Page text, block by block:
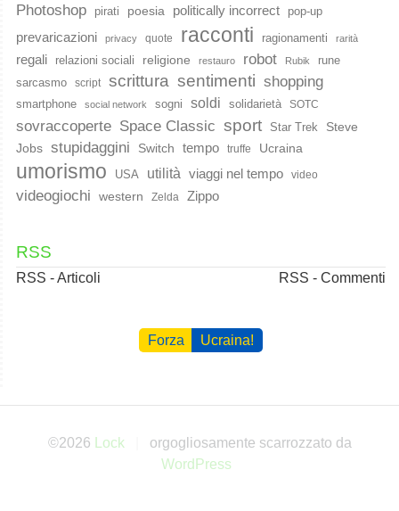
Photoshop pirati poesia politically incorrect pop-up
prevaricazioni privacy quote racconti ragionamenti rarità
regali relazioni sociali religione restauro robot Rubik
rune
sarcasmo
script scrittura sentimenti shopping
smartphone social network sogni soldi solidarietà SOTC
sovraccoperte Space Classic sport Star Trek
Steve
Jobs stupidaggini Switch tempo truffe Ucraina
umorismo USA utilità viaggi nel tempo video
videogiochi western Zelda Zippo
RSS
RSS - Articoli RSS - Commenti
Forza Ucraina!
©2026 Lock
orgogliosamente scarrozzato da
WordPress